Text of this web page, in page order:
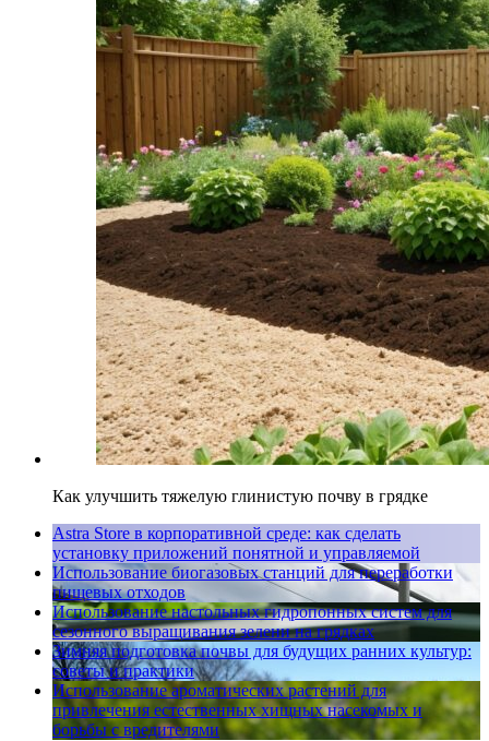
Как улучшить тяжелую глинистую почву в грядке
Astra Store в корпоративной среде: как сделать
установку приложений понятной и управляемой
Использование биогазовых станций для переработки
пищевых отходов
Использование настольных гидропонных систем для
сезонного выращивания зелени на грядках
Зимняя подготовка почвы для будущих ранних культур:
советы и практики
Использование ароматических растений для
привлечения естественных хищных насекомых и
борьбы с вредителями